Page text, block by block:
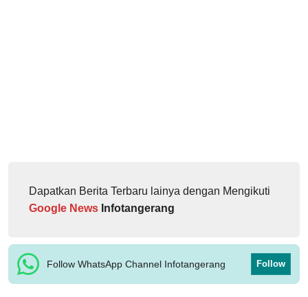
Dapatkan Berita Terbaru lainya dengan Mengikuti
Google News Infotangerang
Follow WhatsApp Channel Infotangerang Follow